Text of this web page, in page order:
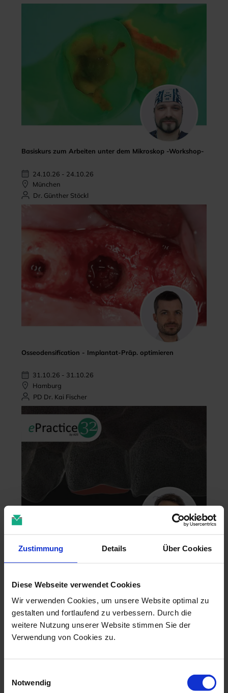
Zustimmung Details Über Cookies
Diese Webseite verwendet Cookies
Wir verwenden Cookies, um unsere Website optimal zu
gestalten und fortlaufend zu verbessern. Durch die
weitere Nutzung unserer Website stimmen Sie der
Verwendung von Cookies zu.
Notwendig
Basiskurs zum Arbeiten unter dem Mikroskop -Workshop-
24.10.26 - 24.10.26
München
Dr. Günther Stöckl
Osseodensification - Implantat-Präp. optimieren
31.10.26 - 31.10.26
Hamburg
PD Dr. Kai Fischer
Zahntechnik im 4D-Zeitalter
online
Dr. Christian Leonhardt